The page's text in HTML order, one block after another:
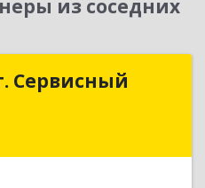
из соседних
Сервисный
Сервисный